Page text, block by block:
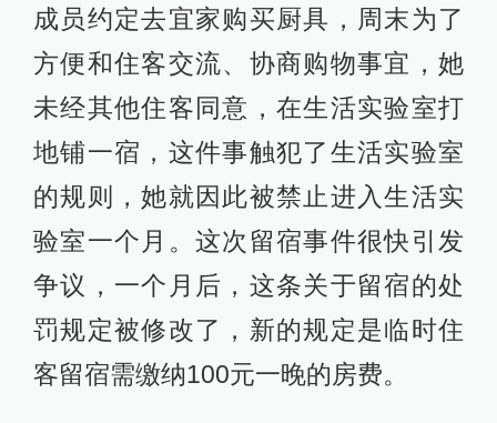
成员约定去宜家购买厨具，周末为了
方便和住客交流、协商购物事宜，她
未经其他住客同意，在生活实验室打
地铺一宿，这件事触犯了生活实验室
的规则，她就因此被禁止进入生活实
验室一个月。这次留宿事件很快引发
争议，一个月后，这条关于留宿的处
罚规定被修改了，新的规定是临时住
客留宿需缴纳100元一晚的房费。